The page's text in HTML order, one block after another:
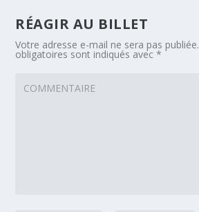
RÉAGIR AU BILLET
Votre adresse e-mail ne sera pas publiée.
obligatoires sont indiqués avec*